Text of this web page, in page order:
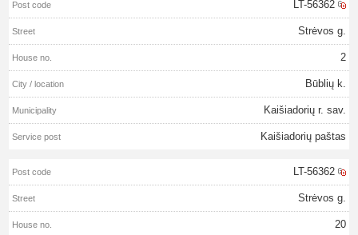
LT-56362
Strėvos g.
2
Būblių k.
Kaišiadorių r. sav.
Kaišiadorių paštas
LT-56362
Strėvos g.
20